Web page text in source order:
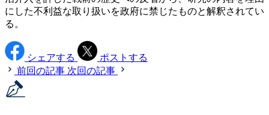
にした不利益な取り扱いを政府に禁じたものと解釈されてい
る。
シェアする
ポストする
前回の記事 次回の記事